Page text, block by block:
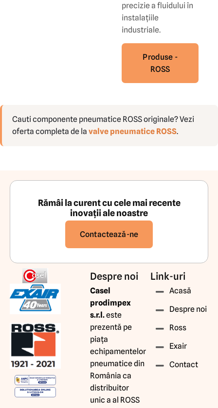
precizie a fluidului în
instalațiile
industriale.
Produse -
ROSS
Cauti componente pneumatice ROSS originale? Vezi
oferta completa de la valve pneumatice ROSS.
Rămâi la curent cu cele mai recente
inovații ale noastre
Contactează-ne
Despre noi
Casel
prodimpex
s.r.l.este
prezentă pe
piața
echipamentelor
pneumatice din
România ca
distribuitor
unic a al ROSS
Link-uri
Acasă
Despre noi
Ross
Exair
Contact